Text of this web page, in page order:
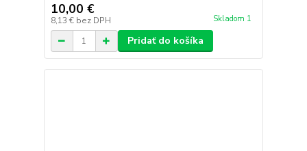
10,00 €
8,13 € bez DPH Skladom 1
Pridať do košíka